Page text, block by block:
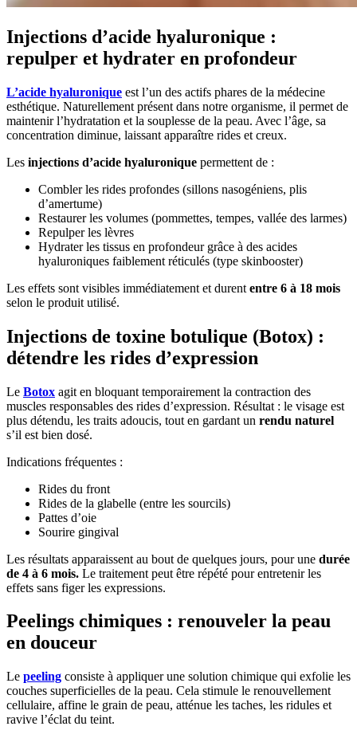
Injections d’acide hyaluronique :
repulper et hydrater en profondeur
L’acide hyaluronique est l’un des actifs phares de la médecine
esthétique. Naturellement présent dans notre organisme, il permet de
maintenir l’hydratation et la souplesse de la peau. Avec l’âge, sa
concentration diminue, laissant apparaître rides et creux.
Les injections d’acide hyaluronique permettent de :
Combler les rides profondes (sillons nasogéniens, plis
d’amertume)
Restaurer les volumes (pommettes, tempes, vallée des larmes)
Repulper les lèvres
Hydrater les tissus en profondeur grâce à des acides
hyaluroniques faiblement réticulés (type skinbooster)
Les effets sont visibles immédiatement et durent entre 6 à 18 mois
selon le produit utilisé.
Injections de toxine botulique (Botox) :
détendre les rides d’expression
Le Botox agit en bloquant temporairement la contraction des
muscles responsables des rides d’expression. Résultat : le visage est
plus détendu, les traits adoucis, tout en gardant un rendu naturel
s’il est bien dosé.
Indications fréquentes :
Rides du front
Rides de la glabelle (entre les sourcils)
Pattes d’oie
Sourire gingival
Les résultats apparaissent au bout de quelques jours, pour une durée
de 4 à 6 mois. Le traitement peut être répété pour entretenir les
effets sans figer les expressions.
Peelings chimiques : renouveler la peau
en douceur
Le peeling consiste à appliquer une solution chimique qui exfolie les
couches superficielles de la peau. Cela stimule le renouvellement
cellulaire, affine le grain de peau, atténue les taches, les ridules et
ravive l’éclat du teint.